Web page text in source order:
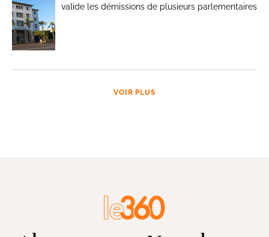
valide les démissions de plusieurs parlementaires
VOIR PLUS